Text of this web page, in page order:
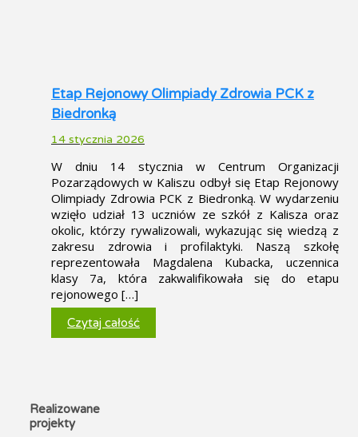
Etap Rejonowy Olimpiady Zdrowia PCK z
Biedronką
14 stycznia 2026
W dniu 14 stycznia w Centrum Organizacji
Pozarządowych w Kaliszu odbył się Etap Rejonowy
Olimpiady Zdrowia PCK z Biedronką. W wydarzeniu
wzięło udział 13 uczniów ze szkół z Kalisza oraz
okolic, którzy rywalizowali, wykazując się wiedzą z
zakresu zdrowia i profilaktyki. Naszą szkołę
reprezentowała Magdalena Kubacka, uczennica
klasy 7a, która zakwalifikowała się do etapu
rejonowego […]
Czytaj całość
Realizowane
projekty